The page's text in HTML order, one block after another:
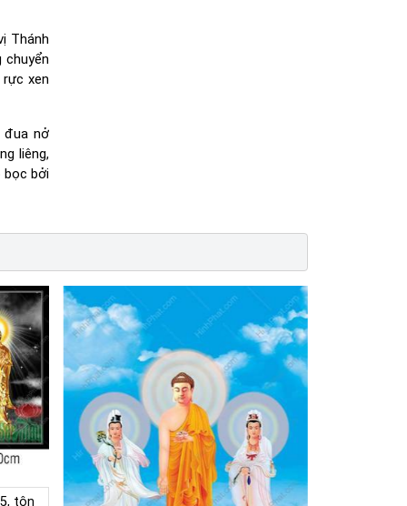
Thánh
xen
đua nở
liêng,
bởi
tôn